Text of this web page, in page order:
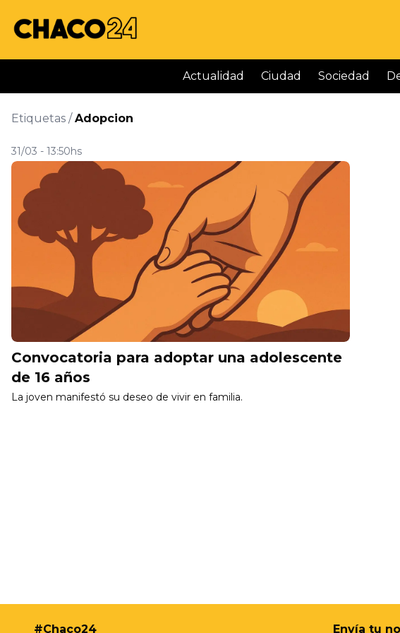
Actualidad Ciudad Sociedad
Etiquetas /Adopcion
31/03 - 13:50hs
Convocatoria para adoptar una adolescente
de 16 años
La joven manifestó su deseo de vivir en familia.
#Chaco24 Envía tu